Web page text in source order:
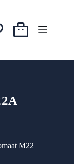
Winkelwagen
M22